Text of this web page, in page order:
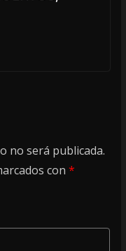
no será publicada.
con *